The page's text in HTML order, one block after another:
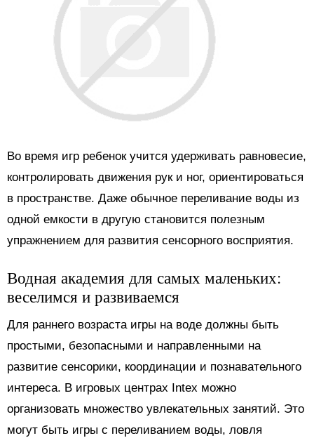
Во время игр ребенок учится удерживать равновесие,
контролировать движения рук и ног, ориентироваться
в пространстве. Даже обычное переливание воды из
одной емкости в другую становится полезным
упражнением для развития сенсорного восприятия.
Водная академия для самых маленьких:
веселимся и развиваемся
Для раннего возраста игры на воде должны быть
простыми, безопасными и направленными на
развитие сенсорики, координации и познавательного
интереса. В игровых центрах Intex можно
организовать множество увлекательных занятий. Это
могут быть игры с переливанием воды, ловля